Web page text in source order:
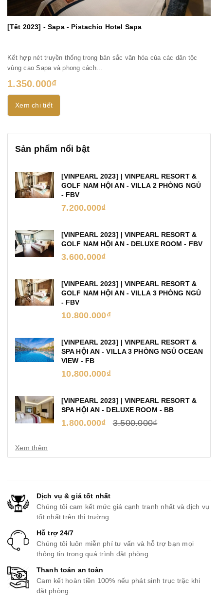
[Tết 2023] - Sapa - Pistachio Hotel Sapa
Kết hợp nét truyền thống trong bản sắc văn hóa của các dân tộc
vùng cao Sapa và phong cách...
1.350.000₫
Xem chi tiết
Sản phẩm nổi bật
[VINPEARL 2023] | VINPEARL RESORT &
GOLF NAM HỘI AN - VILLA 2 PHÒNG NGỦ
- FBV
7.200.000₫
[VINPEARL 2023] | VINPEARL RESORT &
GOLF NAM HỘI AN - DELUXE ROOM - FBV
3.600.000₫
[VINPEARL 2023] | VINPEARL RESORT &
GOLF NAM HỘI AN - VILLA 3 PHÒNG NGỦ
- FBV
10.800.000₫
[VINPEARL 2023] | VINPEARL RESORT &
SPA HỘI AN - VILLA 3 PHÒNG NGỦ OCEAN
VIEW - FB
10.800.000₫
[VINPEARL 2023] | VINPEARL RESORT &
SPA HỘI AN - DELUXE ROOM - BB
1.800.000₫ 3.500.000₫
Xem thêm
Dịch vụ & giá tốt nhất
Chúng tôi cam kết mức giá cạnh tranh nhất và dịch vụ
tốt nhất trên thị trường
Hỗ trợ 24/7
Chúng tôi luôn miễn phí tư vấn và hỗ trợ bạn mọi
thông tin trong quá trình đặt phòng.
Thanh toán an toàn
Cam kết hoàn tiền 100% nếu phát sinh trục trặc khi
đặt phòng.